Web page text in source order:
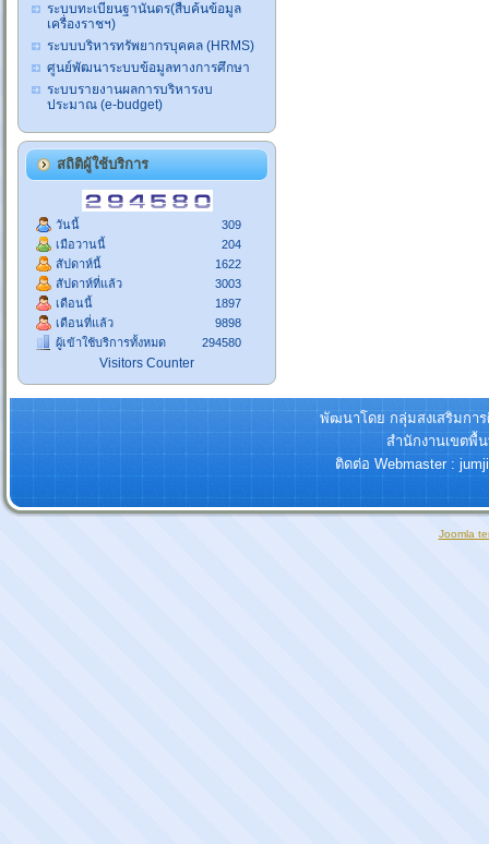
ระบบทะเบียนฐานันดร(สืบค้นข้อมูล
เครื่องราชฯ)
ระบบบริหารทรัพยากรบุคคล (HRMS)
ศูนย์พัฒนาระบบข้อมูลทางการศึกษา
ระบบรายงานผลการบริหารงบ
ประมาณ (e-budget)
สถิติผู้ใช้บริการ
วันนี้
309
เมือวานนี้
204
สัปดาห์นี้
1622
สัปดาห์ที่แล้ว
3003
เดือนนี้
1897
เดือนที่แล้ว
9898
ผู้เข้าใช้บริการทั้งหมด
294580
Visitors Counter
พัฒนาโดย กลุ่มสงเสริมกา
สำนักงานเขตพื้
ติดต่อ Webmaster :
Joomla